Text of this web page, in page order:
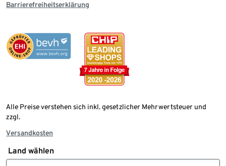
Barrierefreiheitserklärung
Alle Preise verstehen sich inkl. gesetzlicher Mehrwertsteuer und
zzgl.
Versandkosten
Land wählen